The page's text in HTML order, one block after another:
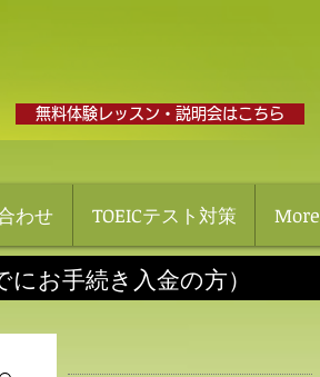
無料体験レッスン・説明会はこちら
わせ TOEICテスト対策 More
にお手続き入金の方）